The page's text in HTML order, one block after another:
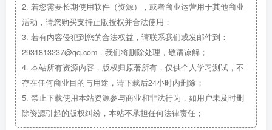
2. 若您需要长期使用软件（资源），或者商业运营用于其他商业
活动，请您购买支持正版授权并合法使用；
3. 若有内容侵犯到您的合法权益，请联系我们或发邮件到：
2931813237@qq.com，我们将删除处理，敬请谅解；
4. 本站所有资源内容，版权归原著所有，仅供个人学习测试，不
存在任何商业目的与用途，请下载后24小时内删除；
5. 禁止下载使用本站资源参与商业和非法行为，如用户未及时删
除资源引起的版权纠纷，本站不承担任何法律责任；